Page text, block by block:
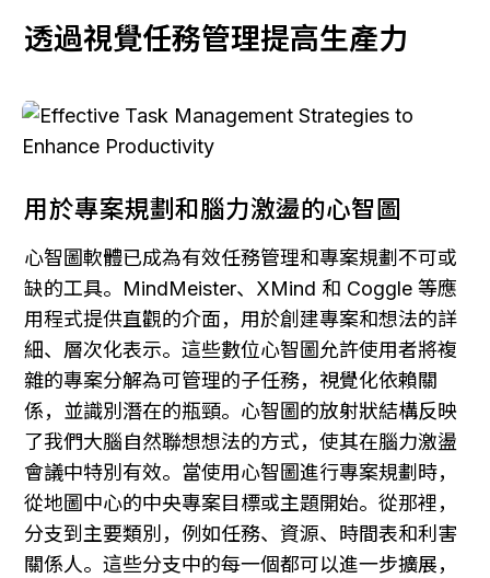
透過視覺任務管理提高生產力
用於專案規劃和腦力激盪的心智圖
心智圖軟體已成為有效任務管理和專案規劃不可或
缺的工具。MindMeister、XMind 和 Coggle 等應
用程式提供直觀的介面，用於創建專案和想法的詳
細、層次化表示。這些數位心智圖允許使用者將複
雜的專案分解為可管理的子任務，視覺化依賴關
係，並識別潛在的瓶頸。心智圖的放射狀結構反映
了我們大腦自然聯想想法的方式，使其在腦力激盪
會議中特別有效。當使用心智圖進行專案規劃時，
從地圖中心的中央專案目標或主題開始。從那裡，
分支到主要類別，例如任務、資源、時間表和利害
關係人。這些分支中的每一個都可以進一步擴展，